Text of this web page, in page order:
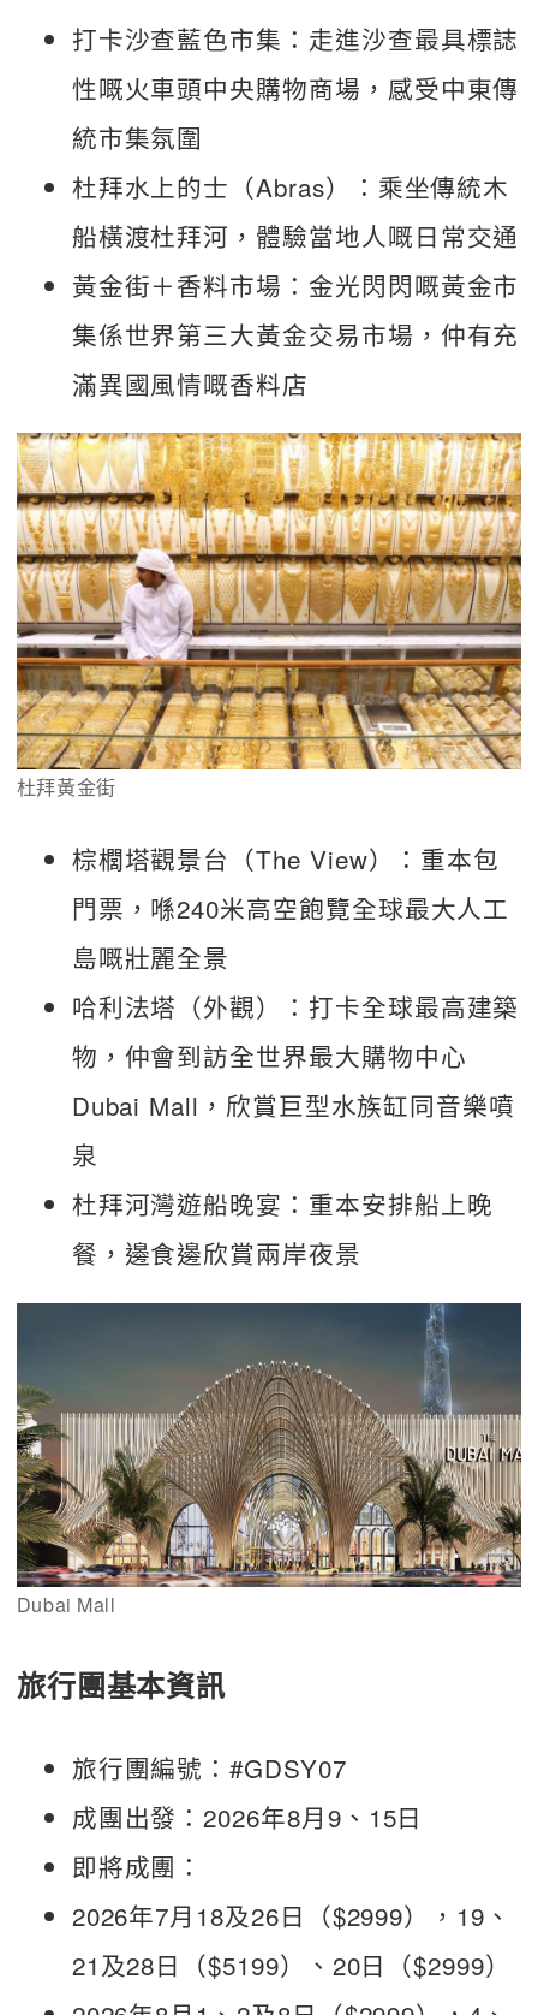
打卡沙查藍色市集：走進沙查最具標誌
性嘅火車頭中央購物商場，感受中東傳
統市集氛圍
杜拜水上的士（Abras）：乘坐傳統木
船橫渡杜拜河，體驗當地人嘅日常交通
黃金街＋香料市場：金光閃閃嘅黃金市
集係世界第三大黃金交易市場，仲有充
滿異國風情嘅香料店
杜拜黃金街
棕櫚塔觀景台（The View）：重本包
門票，喺240米高空飽覽全球最大人工
島嘅壯麗全景
哈利法塔（外觀）：打卡全球最高建築
物，仲會到訪全世界最大購物中心
Dubai Mall，欣賞巨型水族缸同音樂噴
泉
杜拜河灣遊船晚宴：重本安排船上晚
餐，邊食邊欣賞兩岸夜景
Dubai Mall
旅行團基本資訊
旅行團編號：#GDSY07
成團出發：2026年8月9、15日
即將成團：
2026年7月18及26日（$2999），19、
21及28日（$5199）、20日（$2999）